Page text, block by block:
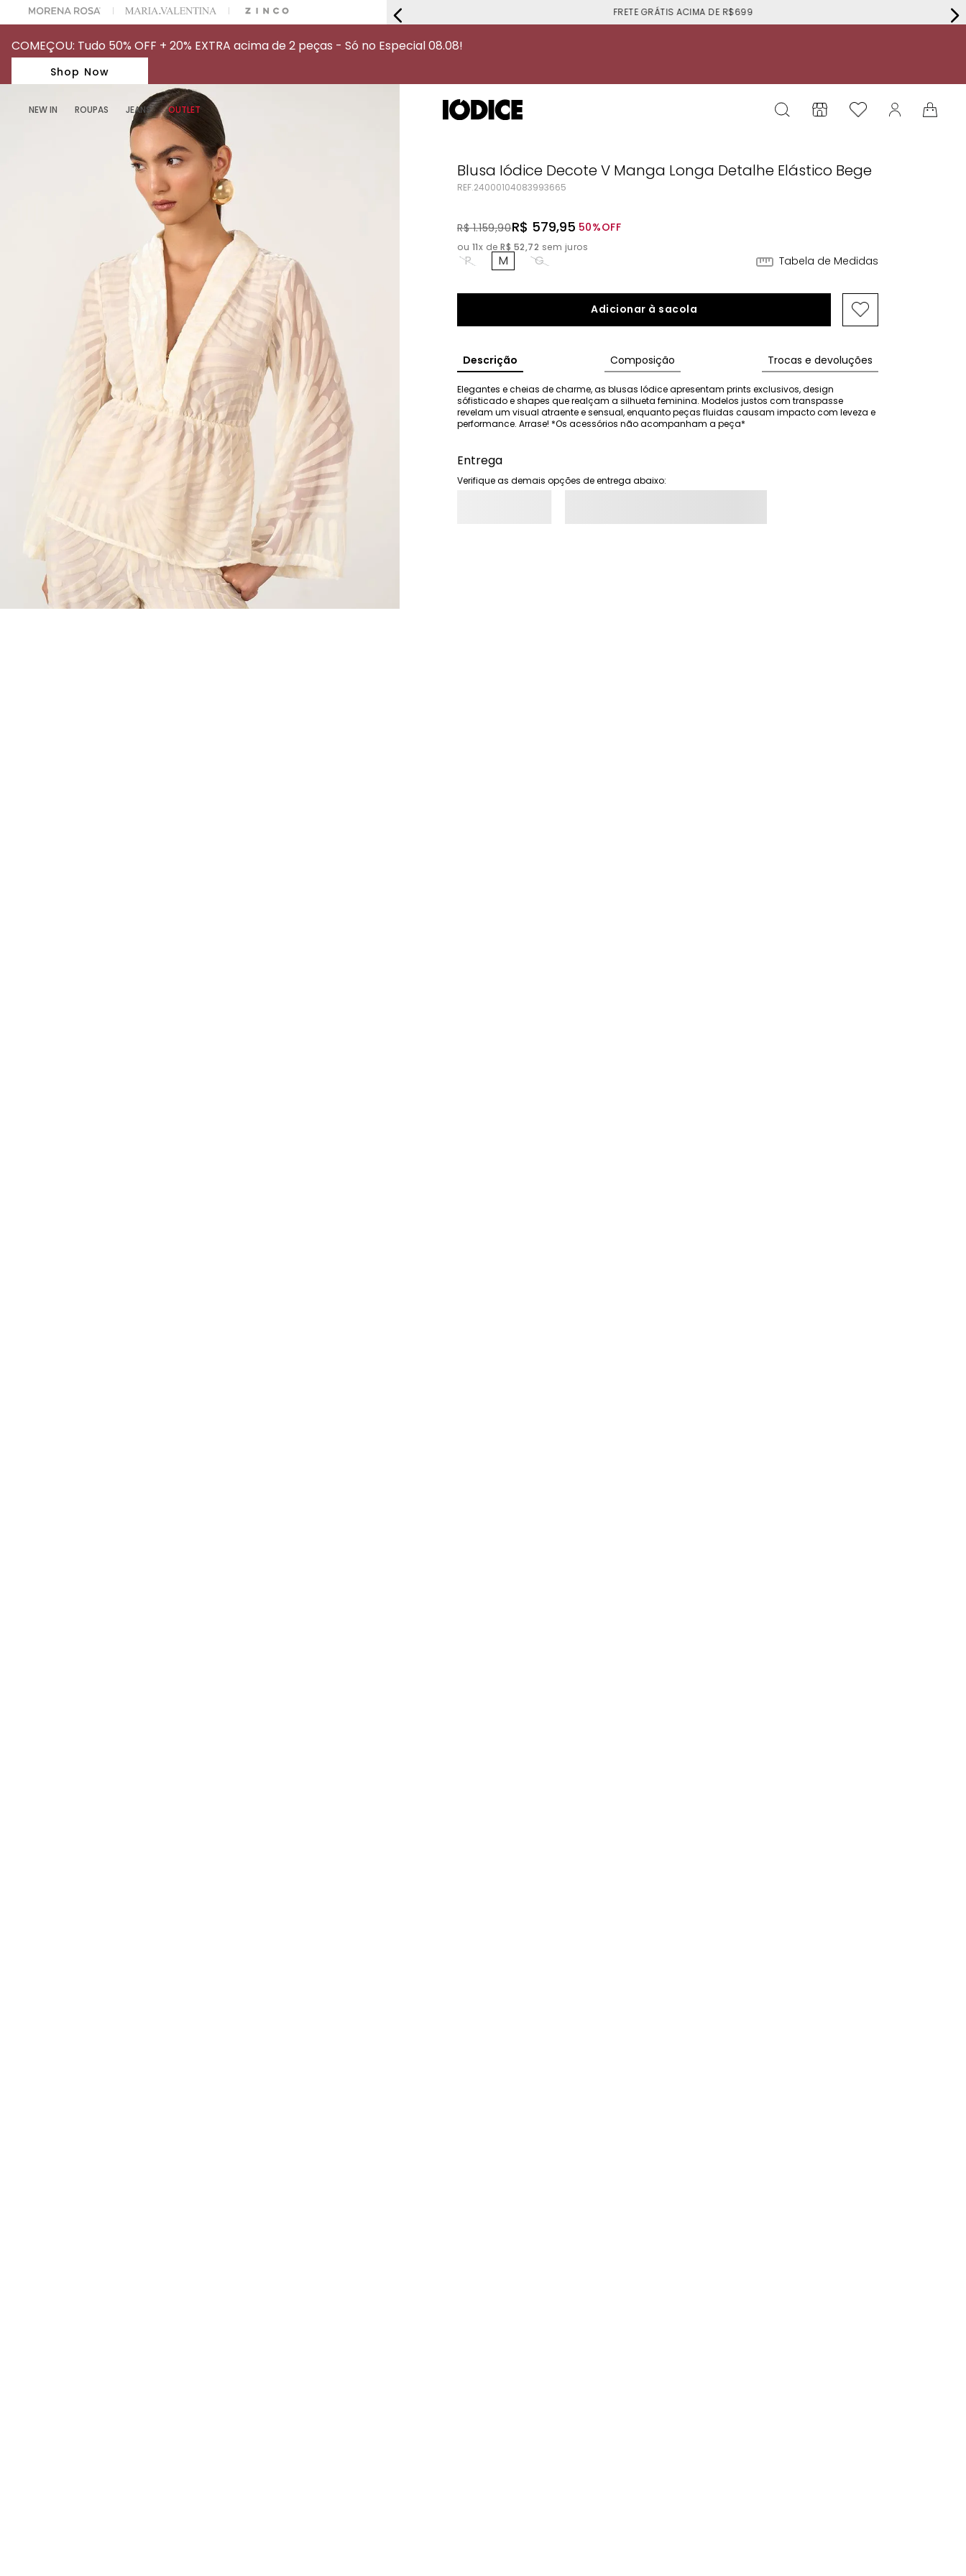
ESCOLHER SEU LOOK? FALE COM NOSSA PERSONAL SHOPPER. FRETE GRÁTIS ACIMA DE R$699
COMEÇOU: Tudo 50% OFF + 20% EXTRA acima de 2 peças - Só no Especial 08.08!
Shop Now
NEW IN ROUPAS JEANS OUTLET
Blusa Iódice Decote V Manga Longa Detalhe Elástico Bege
REF.24000104083993665
R$ 1.159,90R$ 579,95 50%OFF
ou 11x de R$ 52,72 sem juros
P M G Tabela de Medidas
Adicionar à sacola
Descrição Composição Trocas e devoluções
Elegantes e cheias de charme, as blusas Iódice apresentam prints exclusivos, design
sófisticado e shapes que realçam a silhueta feminina. Modelos justos com transpasse
revelam um visual atraente e sensual, enquanto peças fluidas causam impacto com leveza e
performance. Arrase! *Os acessórios não acompanham a peça*
Entrega
Verifique as demais opções de entrega abaixo: